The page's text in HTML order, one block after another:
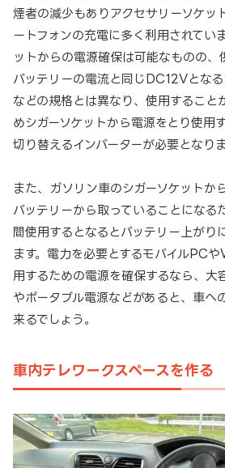
煙者の減少もありアクセサリーソケッ
ートフォンの充電に多く利用されてい
ットからの電源確保は可能なものの、
バッテリーの電流と同じDC12Vとな
などの規格とは異なり、使用すること
めシガーソケットから電源をとり使用
切り替えるインバーターが必要となりま
また、ガソリン車のシガーソケットか
バッテリーから取っていることになる
間使用するとなるとバッテリー上がり
ます。電力を必要とするモバイルPC
用するための電源を確保するなら、大
やポータブル電源などがあると、車へ
来るでしょう。
車内テレワークスペースを作る